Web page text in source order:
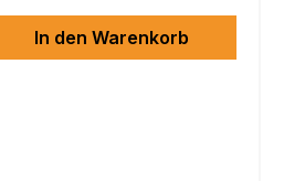
In den Warenkorb